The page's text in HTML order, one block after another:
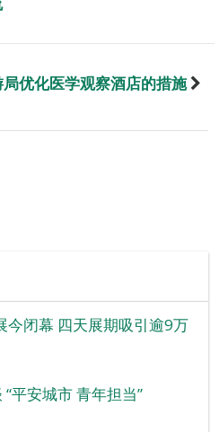
优化医学观察酒店的措施
今闭幕 四天展期吸引逾9万
平安城市 青年担当”